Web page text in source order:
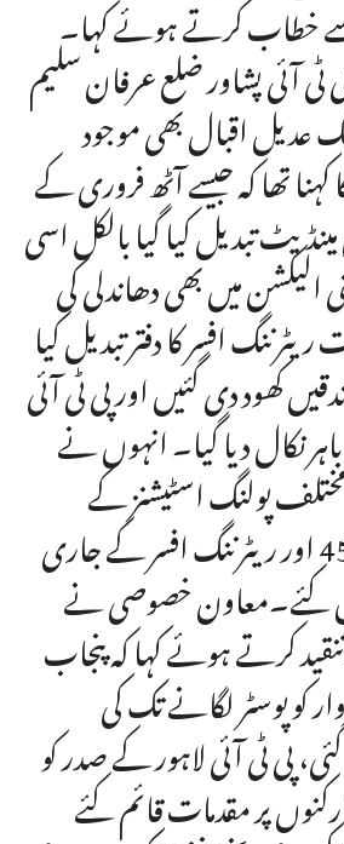
خطاب کرتے ہوئے کہا۔
آئی پشاور ضلع عرفان سلیم
عدیل اقبال بھی موجود
تھا کہ جیسے آٹھ فروری کے
تبدیل کیا گیا بالکل اسی
میں بھی دھاندلی کی
افسر کا دفتر تبدیل کیا
کھود دی گئیں اور پی ٹی آئی
نکال دیا گیا۔ انہوں نے
پولنگ اسٹیشنز کے
دستخط شدہ فارم 45 اور ریٹرننگ افسر کے جاری
کئے۔معاون خصوصی نے
کرتے ہوئے کہا کہ پنجاب
کو پوسٹر لگانے تک کی
پی ٹی آئی لاہور کے صدر کو
پر مقدمات قائم کئے